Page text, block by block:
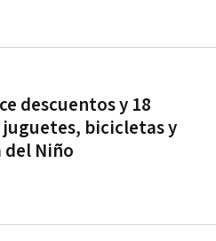
descuentos y 18
bicicletas y
Niño